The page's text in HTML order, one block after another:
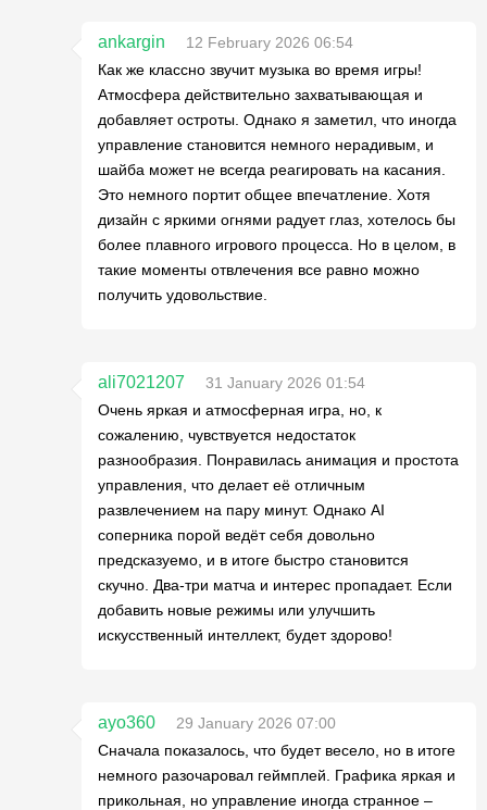
ankargin
12 February 2026 06:54
Как же классно звучит музыка во время игры!
Атмосфера действительно захватывающая и
добавляет остроты. Однако я заметил, что иногда
управление становится немного нерадивым, и
шайба может не всегда реагировать на касания.
Это немного портит общее впечатление. Хотя
дизайн с яркими огнями радует глаз, хотелось бы
более плавного игрового процесса. Но в целом, в
такие моменты отвлечения все равно можно
получить удовольствие.
ali7021207
31 January 2026 01:54
Очень яркая и атмосферная игра, но, к
сожалению, чувствуется недостаток
разнообразия. Понравилась анимация и простота
управления, что делает её отличным
развлечением на пару минут. Однако AI
соперника порой ведёт себя довольно
предсказуемо, и в итоге быстро становится
скучно. Два-три матча и интерес пропадает. Если
добавить новые режимы или улучшить
искусственный интеллект, будет здорово!
ayo360
29 January 2026 07:00
Сначала показалось, что будет весело, но в итоге
немного разочаровал геймплей. Графика яркая и
прикольная, но управление иногда странное –